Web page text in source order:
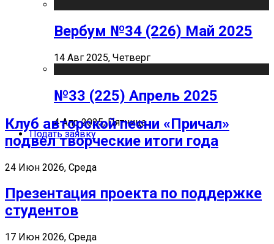
Вербум №34 (226) Май 2025
14 Авг 2025, Четверг
№33 (225) Апрель 2025
4 Апр 2025, Пятница
Подать заявку
Клуб авторской песни «Причал»
подвел творческие итоги года
24 Июн 2026, Среда
Презентация проекта по поддержке
студентов
17 Июн 2026, Среда